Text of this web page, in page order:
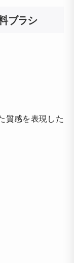
ブラシ
質感を表現した